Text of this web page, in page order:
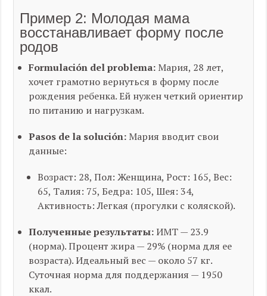
Пример 2: Молодая мама
восстанавливает форму после
родов
Formulación del problema: Мария, 28 лет,
хочет грамотно вернуться в форму после
рождения ребенка. Ей нужен четкий ориентир
по питанию и нагрузкам.
Pasos de la solución: Мария вводит свои
данные:
Возраст: 28, Пол: Женщина, Рост: 165, Вес:
65, Талия: 75, Бедра: 105, Шея: 34,
Активность: Легкая (прогулки с коляской).
Полученные результаты:ИМТ — 23.9
(норма). Процент жира — 29% (норма для ее
возраста). Идеальный вес — около 57 кг.
Суточная норма для поддержания — 1950
ккал.